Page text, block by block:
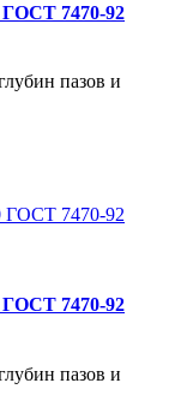
ГОСТ 7470-92
пазов и
ГОСТ 7470-92
пазов и